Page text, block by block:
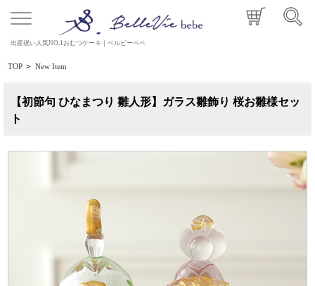
出産祝い人気NO.1おむつケーキ｜ベルビーベベ
TOP > New Item
【初節句 ひなまつり 雛人形】ガラス雛飾り 桜お雛様セッ
ト